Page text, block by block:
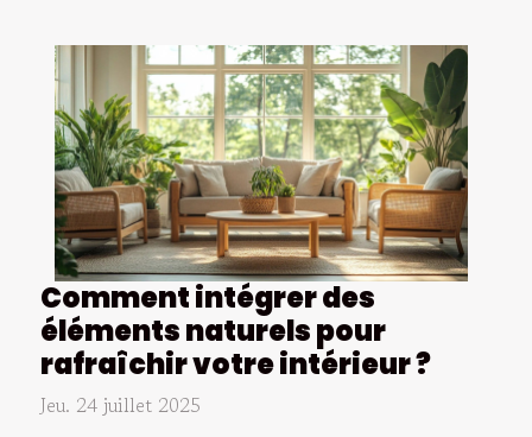
Comment intégrer des
éléments naturels pour
rafraîchir votre intérieur ?
Jeu. 24 juillet 2025